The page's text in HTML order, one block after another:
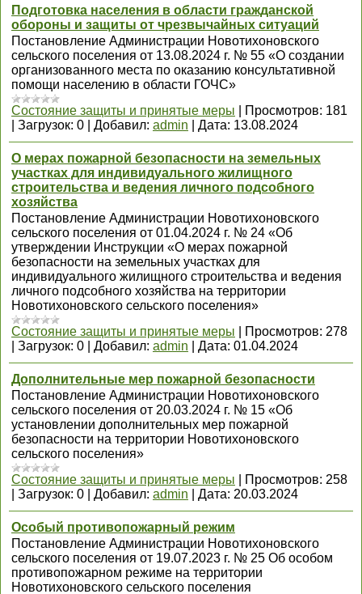
Подготовка населения в области гражданской
обороны и защиты от чрезвычайных ситуаций
Постановление Администрации Новотихоновского
сельского поселения от 13.08.2024 г. № 55 «О создании
организованного места по оказанию консультативной
помощи населению в области ГОЧС»
Состояние защиты и принятые меры
Просмотров: 181
Загрузок: 0 Добавил: admin Дата: 13.08.2024
О мерах пожарной безопасности на земельных
участках для индивидуального жилищного
строительства и ведения личного подсобного
хозяйства
Постановление Администрации Новотихоновского
сельского поселения от 01.04.2024 г. № 24 «Об
утверждении Инструкции «О мерах пожарной
безопасности на земельных участках для
индивидуального жилищного строительства и ведения
личного подсобного хозяйства на территории
Новотихоновского сельского поселения»
Состояние защиты и принятые меры
Просмотров: 278
Загрузок: 0 Добавил: admin Дата: 01.04.2024
Дополнительные мер пожарной безопасности
Постановление Администрации Новотихоновского
сельского поселения от 20.03.2024 г. № 15 «Об
установлении дополнительных мер пожарной
безопасности на территории Новотихоновского
сельского поселения»
Состояние защиты и принятые меры
Просмотров: 258
Загрузок: 0 Добавил: admin Дата: 20.03.2024
Особый противопожарный режим
Постановление Администрации Новотихоновского
сельского поселения от 19.07.2023 г. № 25 Об особом
противопожарном режиме на территории
Новотихоновского сельского поселения